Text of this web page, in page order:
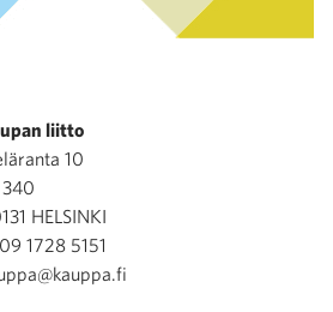
liitto
10
340
HELSINKI
1728 5151